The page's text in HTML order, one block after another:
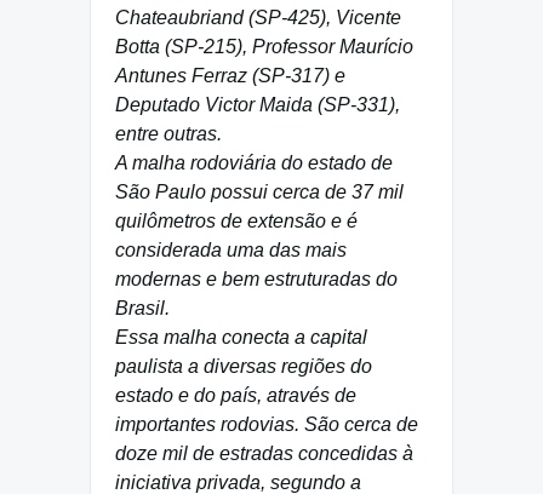
Chateaubriand (SP-425), Vicente
Botta (SP-215), Professor Maurício
Antunes Ferraz (SP-317) e
Deputado Victor Maida (SP-331),
entre outras.
A malha rodoviária do estado de
São Paulo possui cerca de 37 mil
quilômetros de extensão e é
considerada uma das mais
modernas e bem estruturadas do
Brasil.
Essa malha conecta a capital
paulista a diversas regiões do
estado e do país, através de
importantes rodovias. São cerca de
doze mil de estradas concedidas à
iniciativa privada, segundo a